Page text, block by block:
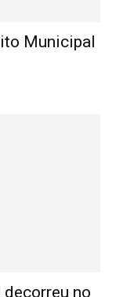
Municipal
decorreu no